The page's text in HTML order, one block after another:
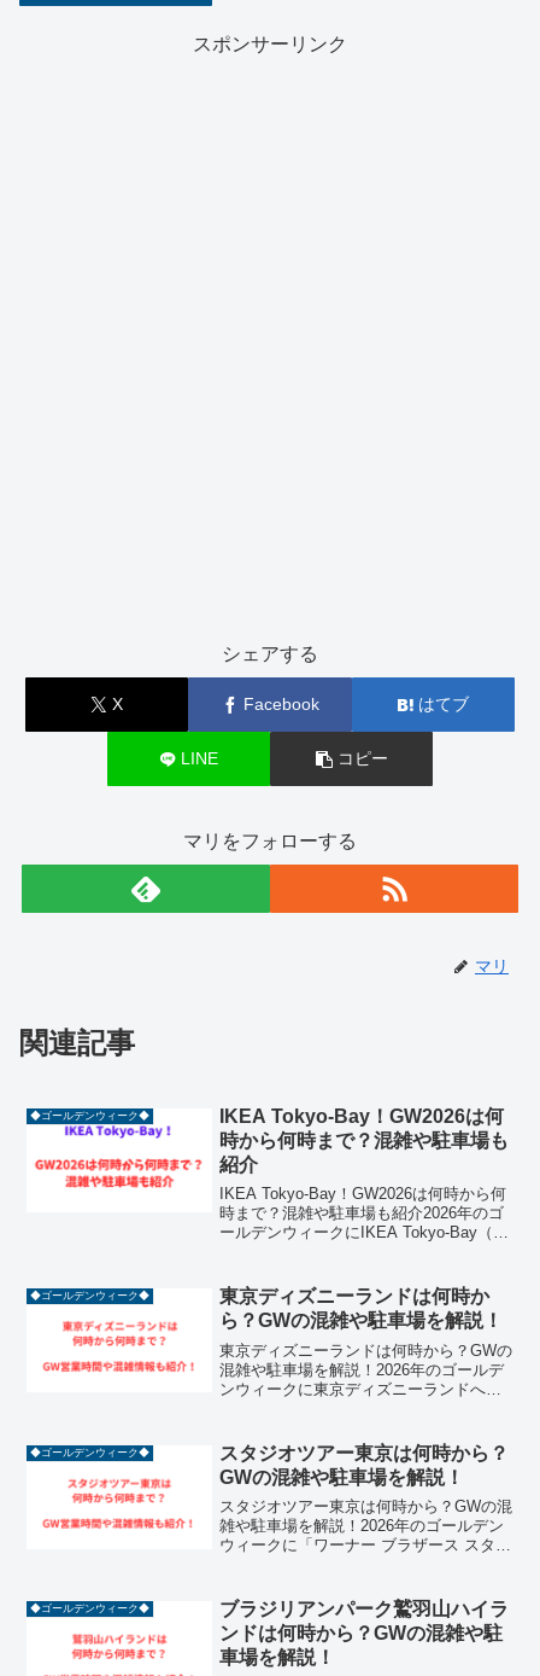
スポンサーリンク
シェアする
X Facebook はてブ
LINE コピー
マリをフォローする
マリ
関連記事
◆ゴールデンウィーク◆
IKEA Tokyo-Bay！GW2026は何
時から何時まで？混雑や駐車場も
紹介
IKEA Tokyo-Bay！GW2026は何時から何
時まで？混雑や駐車場も紹介2026年のゴ
ールデンウィークにIKEA Tokyo-Bay（イ
うか。千葉県船橋市に位置...
◆ゴールデンウィーク◆
東京ディズニーランドは何時か
ら？GWの混雑や駐車場を解説！
東京ディズニーランドは何時から？GWの
混雑や駐車場を解説！2026年のゴールデ
ンウィークに東京ディズニーランドへの
らの旅行客で非常に賑わい、アトラクシ
ョンの待ち時間やチケ...
◆ゴールデンウィーク◆
スタジオツアー東京は何時から？
GWの混雑や駐車場を解説！
スタジオツアー東京は何時から？GWの混
雑や駐車場を解説！2026年のゴールデン
ウィークに「ワーナー ブラザース スタジ
る方は必見です！としまえん跡地に誕生
したこの施...
◆ゴールデンウィーク◆
ブラジリアンパーク鷲羽山ハイラ
ンドは何時から？GWの混雑や駐
車場を解説！